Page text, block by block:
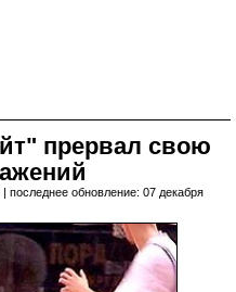
прервал свою
последнее обновление: 07 декабря